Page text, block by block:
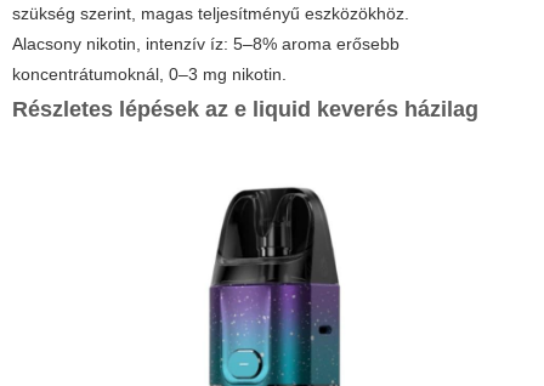
szükség szerint, magas teljesítményű eszközökhöz.
Alacsony nikotin, intenzív íz: 5–8% aroma erősebb
koncentrátumoknál, 0–3 mg nikotin.
Részletes lépések az e liquid keverés házilag